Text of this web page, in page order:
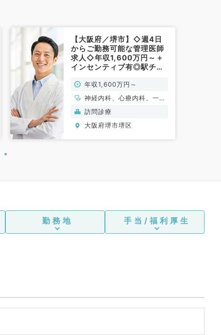
【大阪府／堺市】◇週4日
からご勤務可能な管理医師
求人◇年収1,600万円～＋
インセンティブ有◎駅チカ
診療のお仕事です（内科系
／常勤）
年収1,600万円～
神経内科、心療内科、一般
内科、循環器内科、呼吸器
内科、消化器内科、内分
泌・代謝内科、腎臓内科、
訪問診療
大阪府堺市堺区
勤務地 手当/福利厚生